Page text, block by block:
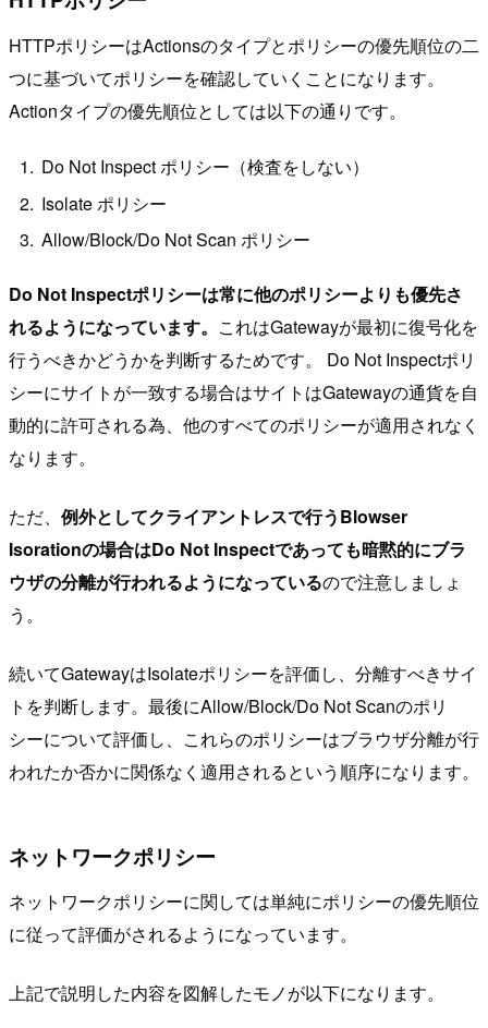
HTTPポリシーはActionsのタイプとポリシーの優先順位の二
つに基づいてポリシーを確認していくことになります。
Actionタイプの優先順位としては以下の通りです。
Do Not Inspect ポリシー（検査をしない）
Isolate ポリシー
Allow/Block/Do Not Scan ポリシー
Do Not Inspectポリシーは常に他のポリシーよりも優先さ
れるようになっています。 これはGatewayが最初に復号化を
行うべきかどうかを判断するためです。 Do Not Inspectポリ
シーにサイトが一致する場合はサイトはGatewayの通貨を自
動的に許可される為、他のすべてのポリシーが適用されなく
なります。
ただ、 例外としてクライアントレスで行うBlowser
Isorationの場合はDo Not Inspectであっても暗黙的にブラ
ウザの分離が行われるようになっているので注意しましょ
う。
続いてGatewayはIsolateポリシーを評価し、分離すべきサイ
トを判断します。最後にAllow/Block/Do Not Scanのポリ
シーについて評価し、これらのポリシーはブラウザ分離が行
われたか否かに関係なく適用されるという順序になります。
ネットワークポリシー
ネットワークポリシーに関しては単純にポリシーの優先順位
に従って評価がされるようになっています。
上記で説明した内容を図解したモノが以下になります。